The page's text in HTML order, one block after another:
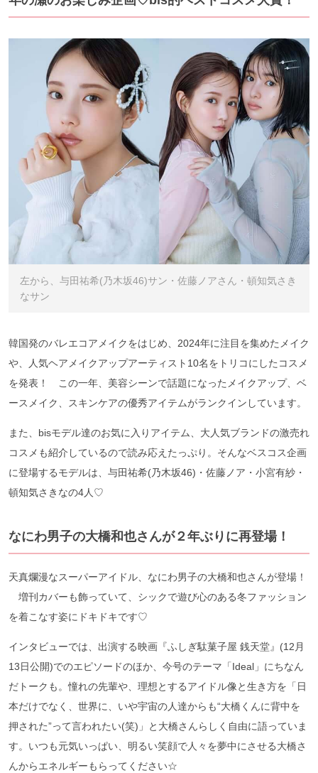
左から、与田祐希(乃木坂46)サン・佐藤ノアさん・頓知気さき
なサン
韓国発のバレエコアメイクをはじめ、2024年に注目を集めたメイク
や、人気ヘアメイクアップアーティスト10名をトリコにしたコスメ
を発表！ この一年、美容シーンで話題になったメイクアップ、ベ
ースメイク、スキンケアの優秀アイテムがランクインしています。
また、bisモデル達のお気に入りアイテム、大人気ブランドの激売れ
コスメも紹介しているので読み応えたっぷり。そんなベスコス企画
に登場するモデルは、与田祐希(乃木坂46)・佐藤ノア・小宮有紗・
頓知気さきなの4人♡
なにわ男子の大橋和也さんが２年ぶりに再登場！
天真爛漫なスーパーアイドル、なにわ男子の大橋和也さんが登場！
増刊カバーも飾っていて、シックで遊び心のある冬ファッション
を着こなす姿にドキドキです♡
インタビューでは、出演する映画『ふしぎ駄菓子屋 銭天堂』(12月
13日公開)でのエピソードのほか、今号のテーマ「Ideal」にちなん
だトークも。憧れの先輩や、理想とするアイドル像と生き方を「日
本だけでなく、世界に、いや宇宙の人達からも“大橋くんに背中を
押された”って言われたい(笑)」と大橋さんらしく自由に語っていま
す。いつも元気いっぱい、明るい笑顔で人々を夢中にさせる大橋さ
んからエネルギーもらってください☆